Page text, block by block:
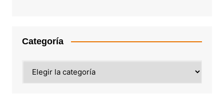
Categoría